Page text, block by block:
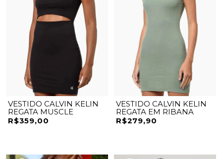
VESTIDO CALVIN KELIN
REGATA MUSCLE
R$359,00
VESTIDO CALVIN KELIN
REGATA EM RIBANA
R$279,90